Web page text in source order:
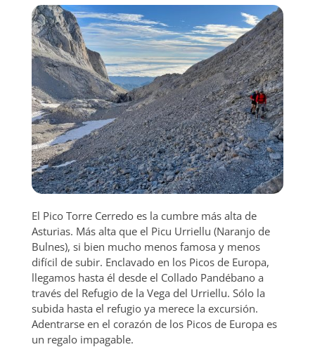
El Pico Torre Cerredo es la cumbre más alta de
Asturias. Más alta que el Picu Urriellu (Naranjo de
Bulnes), si bien mucho menos famosa y menos
difícil de subir. Enclavado en los Picos de Europa,
llegamos hasta él desde el Collado Pandébano a
través del Refugio de la Vega del Urriellu. Sólo la
subida hasta el refugio ya merece la excursión.
Adentrarse en el corazón de los Picos de Europa es
un regalo impagable.